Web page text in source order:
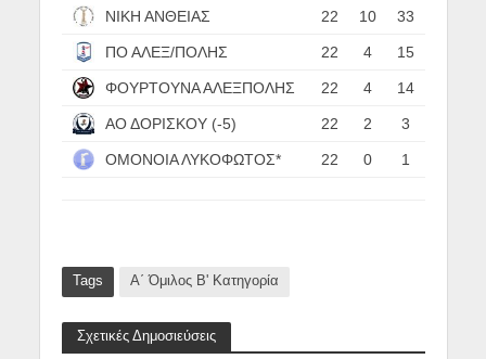
ΝΙΚΗ ΑΝΘΕΙΑΣ 22 10 33
ΠΟ ΑΛΕΞ/ΠΟΛΗΣ 22 4 15
ΦΟΥΡΤΟΥΝΑ ΑΛΕΞΠΟΛΗΣ 22 4 14
ΑΟ ΔΟΡΙΣΚΟΥ (-5) 22 2 3
ΟΜΟΝΟΙΑ ΛΥΚΟΦΩΤΟΣ* 22 0 1
Tags Α΄ Όμιλος Β' Κατηγορία
Σχετικές Δημοσιεύσεις